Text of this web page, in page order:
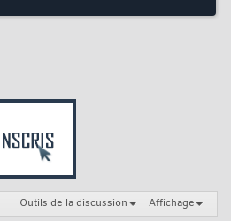
Outils de la discussion Affichage